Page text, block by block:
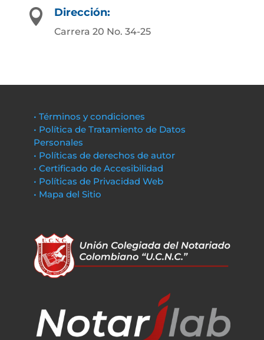
 Dirección:
Carrera 20 No. 34-25
• Términos y condiciones
• Política de Tratamiento de Datos
Personales
• Políticas de derechos de autor
• Certificado de Accesibilidad
• Políticas de Privacidad Web
• Mapa del Sitio